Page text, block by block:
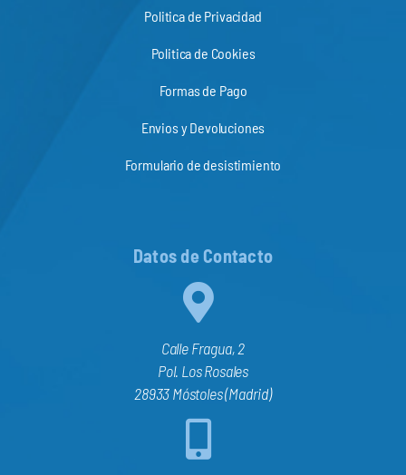
Politica de Privacidad
Politica de Cookies
Formas de Pago
Envios y Devoluciones
Formulario de desistimiento
Datos de Contacto
Calle Fragua, 2
Pol. Los Rosales
28933 Móstoles (Madrid)